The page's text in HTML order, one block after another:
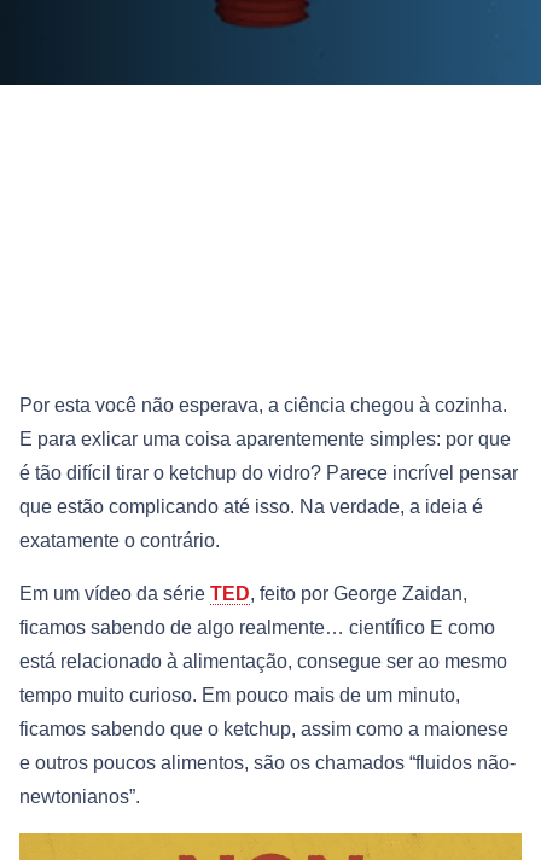
Por esta você não esperava, a ciência chegou à cozinha.
E para exlicar uma coisa aparentemente simples: por que
é tão difícil tirar o ketchup do vidro? Parece incrível pensar
que estão complicando até isso. Na verdade, a ideia é
exatamente o contrário.
Em um vídeo da série TED, feito por George Zaidan,
ficamos sabendo de algo realmente… científico E como
está relacionado à alimentação, consegue ser ao mesmo
tempo muito curioso. Em pouco mais de um minuto,
ficamos sabendo que o ketchup, assim como a maionese
e outros poucos alimentos, são os chamados “fluidos não-
newtonianos”.